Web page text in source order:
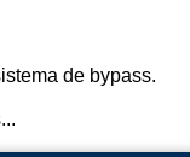
de bypass.